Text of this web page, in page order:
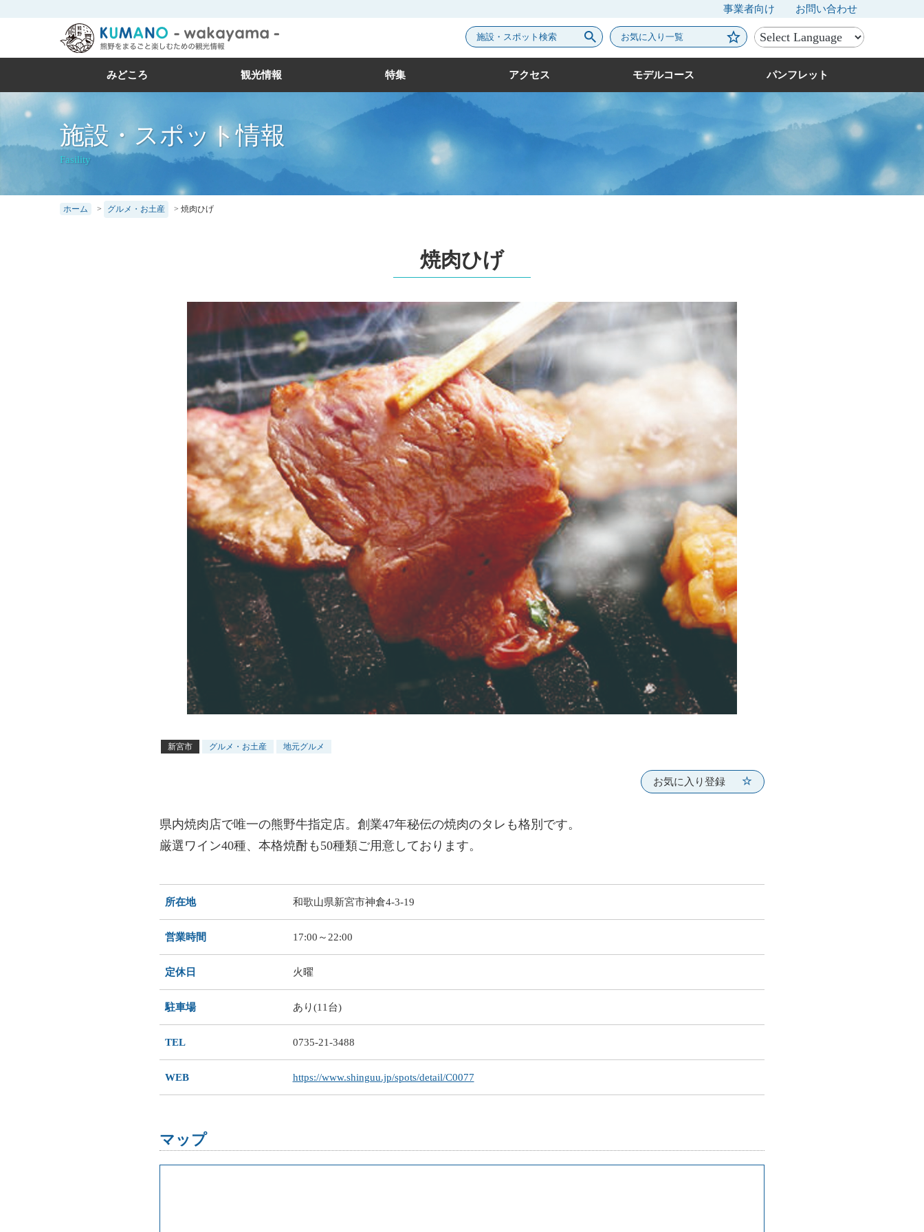
キ
ッ
みどころ 観光情報 特集 アクセス モデルコース パンフレット
施設・スポット検索 お気に入り一覧
事業者向け お問い合わせ
施設・スポット情報
Fasility
ホーム > グルメ・お土産 > 焼肉ひげ
焼肉ひげ
新宮市 グルメ・お土産 地元グルメ
お気に入り登録
県内焼肉店で唯一の熊野牛指定店。創業47年秘伝の焼肉のタレも格別です。
厳選ワイン40種、本格焼酎も50種類ご用意しております。
所在地 和歌山県新宮市神倉4-3-19
営業時間 17:00～22:00
定休日 火曜
駐車場 あり(11台)
TEL 0735-21-3488
WEB https://www.shinguu.jp/spots/detail/C0077
マップ